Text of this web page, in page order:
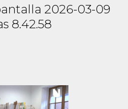
2026-03-09
8.42.58